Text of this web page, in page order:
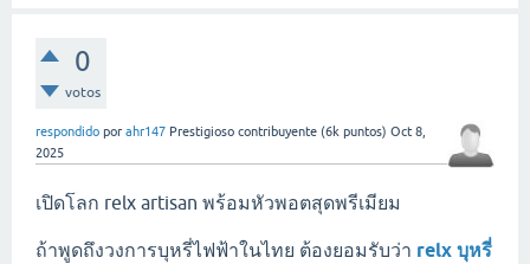
0
votos
respondido por ahr147 Prestigioso contribuyente (6k puntos) Oct 8,
2025
เปิดโลก relx artisan พร้อมหัวพอตสุดพรีเมียม
ถ้าพูดถึงวงการบุหรี่ไฟฟ้าในไทย ต้องยอมรับว่า relx บุหรี่